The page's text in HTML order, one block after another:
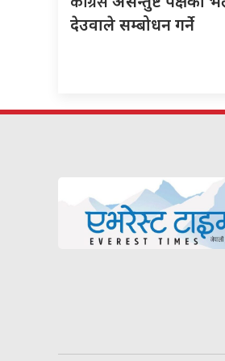
देउवाले सम्बोधन गर्ने